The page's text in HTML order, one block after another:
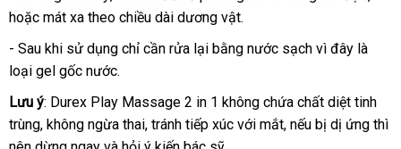
tốt
hoặc mát xa theo chiều dài dương vật.
- Sau khi sử dụng chỉ cần rửa lại bằng nước sạch vì đây là
loại gel gốc nước.
Lưu ý: Durex Play Massage 2 in 1 không chứa chất diệt tinh
trùngLazada
, không ngừa thaicao
, tránh tiếp xúc Nhật
với mắtHàn
, nhập
nếu bị dị ứng thì